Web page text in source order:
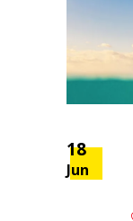
18
Jun